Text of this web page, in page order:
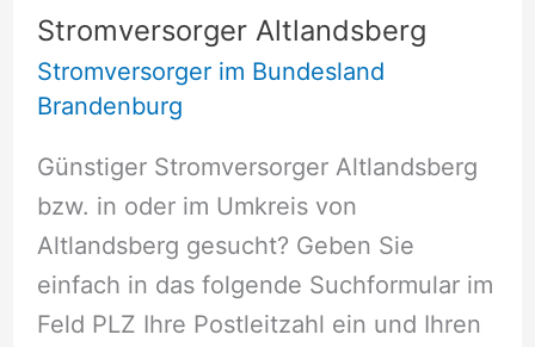
Stromversorger Altlandsberg
Stromversorger im Bundesland
Brandenburg
Günstiger Stromversorger Altlandsberg
bzw. in oder im Umkreis von
Altlandsberg gesucht? Geben Sie
einfach in das folgende Suchformular im
Feld PLZ Ihre Postleitzahl ein und Ihren